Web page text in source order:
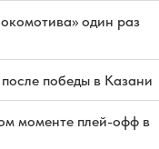
один раз
победы в Казани
моменте плей-офф в